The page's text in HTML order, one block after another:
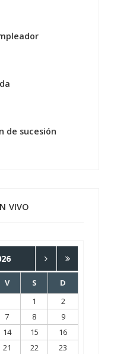
de sucesión
VIVO
V S
D
1
2
7 8
9
14 15
16
21 22
23